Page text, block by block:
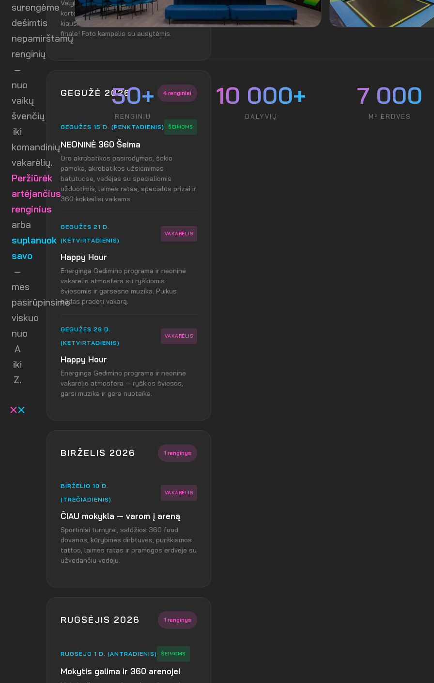
surengėme
dešimtis
nepamirštamų
renginių
—
nuo
vaikų
švenčių
iki
komandinių
vakarėlių.
Peržiūrėk
artėjančius
renginius
arba
suplanuok
savo
—
mes
pasirūpinsime
viskuo
nuo
A
iki
Z.
Velykinė lobių medžioklė su užduočių
kortelėmis pagal amžių (0–3, 4–12, 13+),
kiaušinių ieškojimas, estafetės ir pinjata
finale! Foto kampelis su ausytėmis.
GEGUŽĖ 2026 4 renginiai
GEGUŽĖS 15 D. (PENKTADIENIS) ŠEIMOMS
NEONINĖ 360 Šeima
Oro akrobatikos pasirodymas, šokio
pamoka, akrobatikos užsiėmimas
batutuose, vedėjas su specialiomis
užduotimis, laimės ratas, specialūs prizai ir
360 kokteiliai vaikams.
GEGUŽĖS 21 D.
(KETVIRTADIENIS)
VAKARĖLIS
Happy Hour
Energinga Gedimino programa ir neoninė
vakarėlio atmosfera su ryškiomis
šviesomis ir garsesne muzika. Puikus
būdas pradėti vakarą.
GEGUŽĖS 28 D.
(KETVIRTADIENIS)
VAKARĖLIS
Happy Hour
Energinga Gedimino programa ir neoninė
vakarėlio atmosfera — ryškios šviesos,
garsi muzika ir gera nuotaika.
BIRŽELIS 2026 1 renginys
BIRŽELIO 10 D.
(TREČIADIENIS)
VAKARĖLIS
ČIAU mokykla — varom į areną
Sportiniai turnyrai, saldžios 360 food
dovanos, kūrybinės dirbtuvės, purškiamos
tattoo, laimės ratas ir pramogos erdvėje su
užvedančiu vedėju.
RUGSĖJIS 2026 1 renginys
RUGSĖJO 1 D. (ANTRADIENIS) ŠEIMOMS
Mokytis galima ir 360 arenoje!
50+
RENGINIŲ
10 000+
DALYVIŲ
7 000
M² ERDVĖS